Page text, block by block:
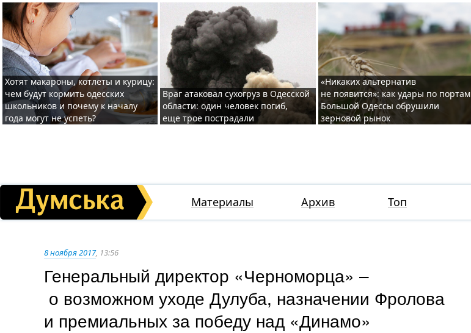
Хотят макароны, котлеты и курицу:
чем будут кормить одесских
школьников и почему к началу
года могут не успеть?
Враг атаковал сухогруз в Одесской
области: один человек погиб,
еще трое пострадали
«Никаких альтернатив
не появится»: как удары по портам
Большой Одессы обрушили
зерновой рынок
Материалы Архив Топ
8 ноября 2017, 13:56
Генеральный директор «Черноморца» –
о возможном уходе Дулуба, назначении Фролова
и премиальных за победу над «Динамо»